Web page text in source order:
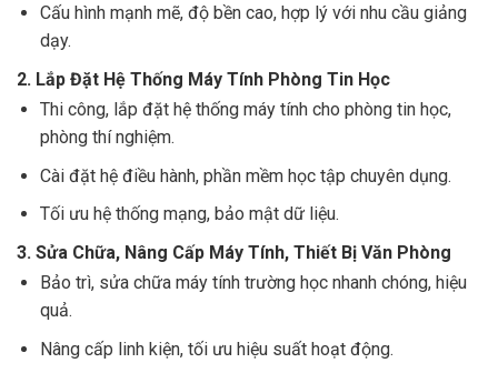
Cấu hình mạnh mẽ, độ bền cao, hợp lý với nhu cầu giảng
dạy.
2. Lắp Đặt Hệ Thống Máy Tính Phòng Tin Học
Thi công, lắp đặt hệ thống máy tính cho phòng tin học,
phòng thí nghiệm.
Cài đặt hệ điều hành, phần mềm học tập chuyên dụng.
Tối ưu hệ thống mạng, bảo mật dữ liệu.
3. Sửa Chữa, Nâng Cấp Máy Tính, Thiết Bị Văn Phòng
Bảo trì, sửa chữa máy tính trường học nhanh chóng, hiệu
quả.
Nâng cấp linh kiện, tối ưu hiệu suất hoạt động.